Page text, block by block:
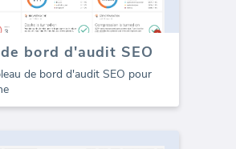
bord d'audit SEO
de bord d'audit SEO pour